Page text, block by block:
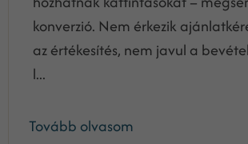
konverzió. Nem érkezik
az értékesítés, nem javul a
l...
Tovább olvasom